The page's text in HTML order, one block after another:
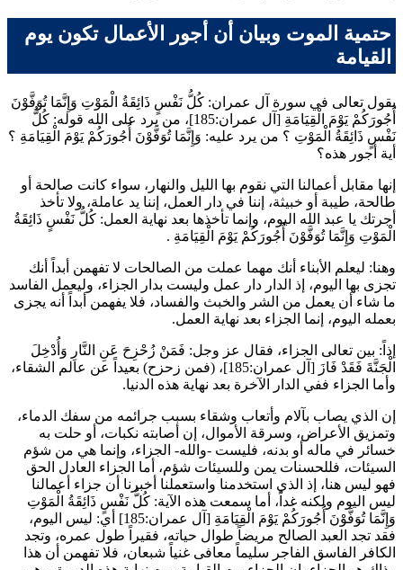
حتمية الموت وبيان أن أجور الأعمال تكون يوم
القيامة
يقول تعالى في سورة آل عمران: كُلُّ نَفْسٍ ذَائِقَةُ الْمَوْتِ وَإِنَّمَا تُوَفَّوْنَ
أُجُورَكُمْ يَوْمَ الْقِيَامَةِ [آل عمران:185]، من يرد على الله قوله:
كُلُّ
نَفْسٍ ذَائِقَةُ الْمَوْتِ ؟ من يرد عليه: وَإِنَّمَا تُوَفَّوْنَ أُجُورَكُمْ يَوْمَ الْقِيَامَةِ ؟
أية أجور هذه؟
إنها مقابل أعمالنا التي نقوم بها الليل والنهار، سواء كانت صالحة أو
طالحة، طيبة أو خبيثة، إننا في دار العمل، إننا يد عاملة، ولا تأخذ
أجرتك يا عبد الله اليوم، وإنما تأخذها بعد نهاية العمل: كُلُّ نَفْسٍ ذَائِقَةُ
الْمَوْتِ وَإِنَّمَا تُوَفَّوْنَ أُجُورَكُمْ يَوْمَ الْقِيَامَةِ .
وهنا: ليعلم الأبناء أنك مهما عملت من الصالحات لا تفهمن أبداً أنك
تجزى بها اليوم، إذ الدار دار عمل وليست بدار الجزاء، وليعمل الفاسد
ما شاء أن يعمل من الشر والخبث والفساد، فلا يفهمن أبداً أنه يجزى
بعمله اليوم، إنما الجزاء بعد نهاية العمل.
إذاً: بين تعالى الجزاء، فقال عز وجل: فَمَنْ زُحْزِحَ عَنِ النَّارِ وَأُدْخِلَ
الْجَنَّةَ فَقَدْ فَازَ
[آل عمران:185]، (فمن زحزح) بعيداً عن عالم الشقاء،
وأما الجزاء ففي الدار الآخرة بعد نهاية هذه الدنيا.
إن الذي يصاب بآلام وأتعاب وشقاء بسبب جرائمه من سفك الدماء،
وتمزيق الأعراض، وسرقة الأموال، إن أصابته نكبات، أو حلت به
خسائر في ماله أو بدنه، فليست -والله- الجزاء، وإنما هي من شؤم
السيئات، فللحسنات يمن وللسيئات شؤم، أما الجزاء العادل الحق
فهو ليس هنا، إذ الذي استخدمنا واستعملنا أخبرنا أن جزاء أعمالنا
ليس اليوم ولكنه غداً، أما سمعت هذه الآية: كُلُّ نَفْسٍ ذَائِقَةُ الْمَوْتِ
وَإِنَّمَا تُوَفَّوْنَ أُجُورَكُمْ يَوْمَ الْقِيَامَةِ
[آل عمران:185] أي: ليس اليوم،
فقد تجد العبد الصالح مريضاً طوال حياته، فقيراً طول عمره، وتجد
الكافر الفاسق الفاجر سليماً معافى غنياً شبعان، فلا تفهمن أن هذا